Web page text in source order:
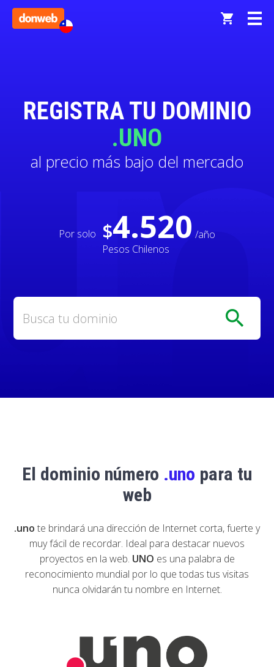
REGISTRA TU DOMINIO
.UNO
al precio más bajo del mercado
Por solo $4.520 /año
Pesos Chilenos
search
El dominio número .uno para tu
web
.uno te brindará una dirección de Internet corta, fuerte y
muy fácil de recordar. Ideal para destacar nuevos
proyectos en la web. UNO es una palabra de
reconocimiento mundial por lo que todas tus visitas
nunca olvidarán tu nombre en Internet.